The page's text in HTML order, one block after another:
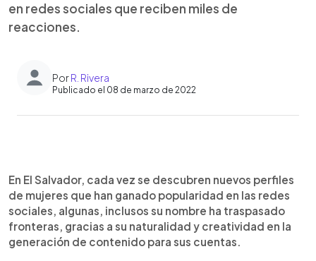
en redes sociales que reciben miles de
reacciones.
PorR. Rivera
Publicado el 08 de marzo de 2022
► Escuchar artículo
En El Salvador, cada vez se descubren nuevos perfiles
de mujeres que han ganado popularidad en las redes
sociales, algunas, inclusos su nombre ha traspasado
fronteras, gracias a su naturalidad y creatividad en la
generación de contenido para sus cuentas.